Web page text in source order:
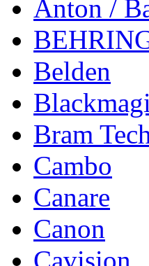
Anton /
Belden
Bram
Cambo
Canare
Canon